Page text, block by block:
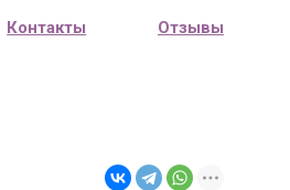
Контакты Отзывы